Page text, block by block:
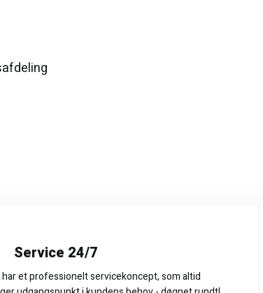
Service 24/7
har et professionelt servicekoncept, som altid